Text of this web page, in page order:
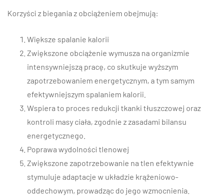
Korzyści z biegania z obciążeniem obejmują:
Większe spalanie kalorii
Zwiększone obciążenie wymusza na organizmie
intensywniejszą pracę, co skutkuje wyższym
zapotrzebowaniem energetycznym, a tym samym
efektywniejszym spalaniem kalorii.
Wspiera to proces redukcji tkanki tłuszczowej oraz
kontroli masy ciała, zgodnie z zasadami bilansu
energetycznego.
Poprawa wydolności tlenowej
Zwiększone zapotrzebowanie na tlen efektywnie
stymuluje adaptacje w układzie krążeniowo-
oddechowym, prowadząc do jego wzmocnienia.